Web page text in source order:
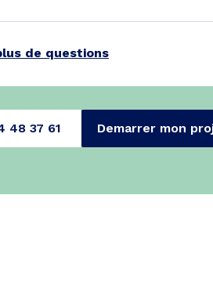
de questions
48 37 61 Demarrer mon